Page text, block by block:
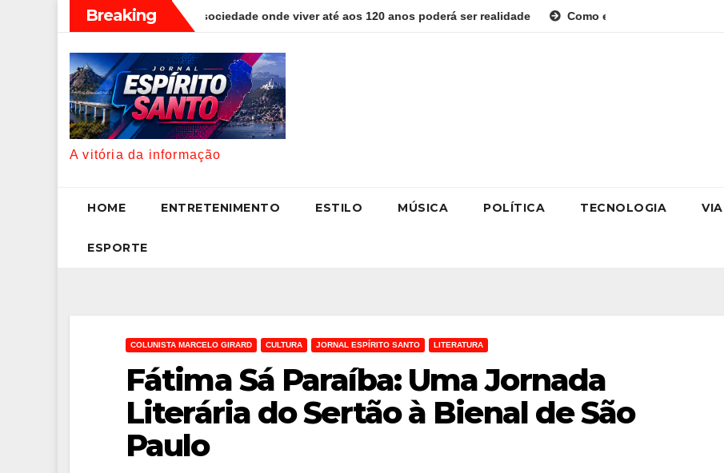
Breaking
de uma sociedade onde viver até aos 120 anos poderá ser realidade Como estudar para o Enem: guia completo
A vitória da informação
HOME ENTRETENIMENTO ESTILO MÚSICA POLÍTICA TECNOLOGIA
ESPORTE
COLUNISTA MARCELO GIRARD CULTURA JORNAL ESPÍRITO SANTO LITERATURA
Fátima Sá Paraíba: Uma Jornada
Literária do Sertão à Bienal de São
Paulo